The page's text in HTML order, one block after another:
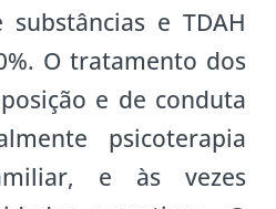
e TDAH
O tratamento dos
e de conduta
psicoterapia
e às vezes